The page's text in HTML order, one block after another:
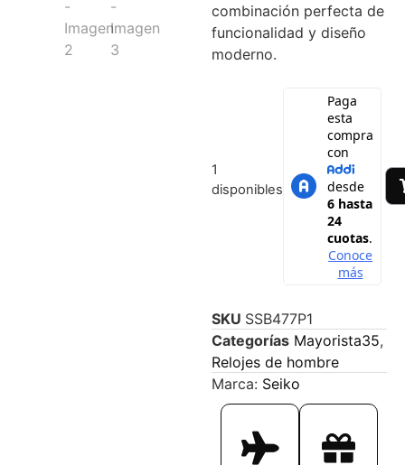
combinación perfecta de
funcionalidad y diseño
moderno.
1
disponibles
SKU SSB477P1
Categorías Mayorista35,
Relojes de hombre
Marca: Seiko